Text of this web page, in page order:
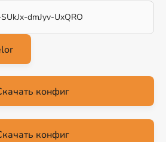
dmJyv-UxQRO
конфиг
конфиг